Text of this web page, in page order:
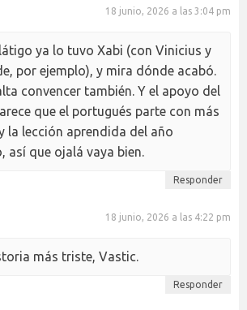
18 junio, 2026 a las 3:04 pm
ya lo tuvo Xabi (con Vinicius y
por ejemplo), y mira dónde acabó.
convencer también. Y el apoyo del
que el portugués parte con más
la lección aprendida del año
así que ojalá vaya bien.
Responder
18 junio, 2026 a las 4:22 pm
más triste, Vastic.
Responder